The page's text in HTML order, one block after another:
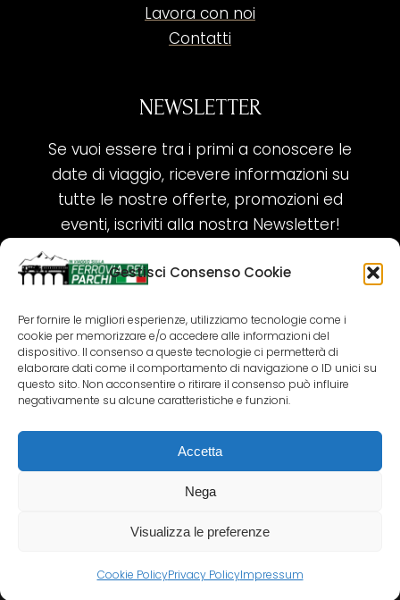
Gestisci Consenso Cookie
Per fornire le migliori esperienze, utilizziamo tecnologie come i
cookie per memorizzare e/o accedere alle informazioni del
dispositivo. Il consenso a queste tecnologie ci permetterà di
elaborare dati come il comportamento di navigazione o ID unici su
questo sito. Non acconsentire o ritirare il consenso può influire
negativamente su alcune caratteristiche e funzioni.
Accetta
Nega
Visualizza le preferenze
Cookie PolicyPrivacy PolicyImpressum
Lavora con noi
Contatti
NEWSLETTER
Se vuoi essere tra i primi a conoscere le
date di viaggio, ricevere informazioni su
tutte le nostre offerte, promozioni ed
eventi, iscriviti alla nostra Newsletter!
ISCRIVITI ORA!
SEGUICI SUI NOSTRI SOCIAL
COPYRIGHT 2018-2025 PALLENIUM TOURISM
SRL
AGENZIA VIAGGI E TOUR OPERATOR – P.IVA: